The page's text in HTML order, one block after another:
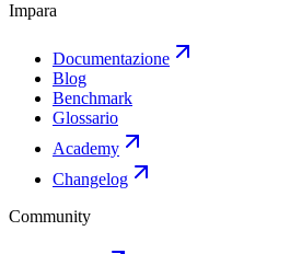
Impara
Documentazione
Blog
Benchmark
Glossario
Academy
Changelog
Community